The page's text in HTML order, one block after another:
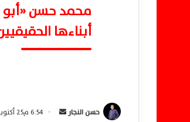
محمد حسن «أبو
أبناءها
حسن النجار 6:54 م25 أكتوبر، 2025